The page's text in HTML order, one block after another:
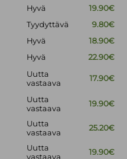
Hyvä
19.90€
Tyydyttävä
9.80€
Hyvä
18.90€
Hyvä
22.90€
Uutta
vastaava
17.90€
Uutta
vastaava
19.90€
Uutta
vastaava
25.20€
Uutta
vastaava
19.90€